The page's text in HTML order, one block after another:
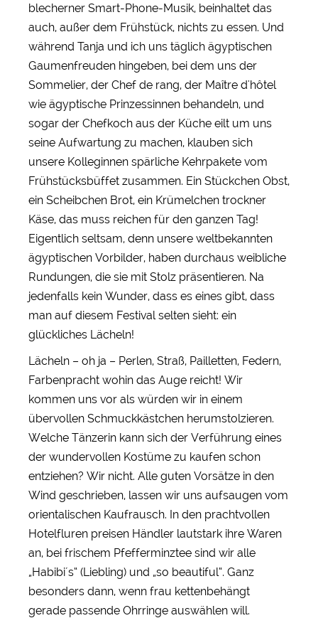
blecherner Smart-Phone-Musik, beinhaltet das
auch, außer dem Frühstück, nichts zu essen. Und
während Tanja und ich uns täglich ägyptischen
Gaumenfreuden hingeben, bei dem uns der
Sommelier, der Chef de rang, der Maître d'hôtel
wie ägyptische Prinzessinnen behandeln, und
sogar der Chefkoch aus der Küche eilt um uns
seine Aufwartung zu machen, klauben sich
unsere Kolleginnen spärliche Kehrpakete vom
Frühstücksbüffet zusammen. Ein Stückchen Obst,
ein Scheibchen Brot, ein Krümelchen trockner
Käse, das muss reichen für den ganzen Tag!
Eigentlich seltsam, denn unsere weltbekannten
ägyptischen Vorbilder, haben durchaus weibliche
Rundungen, die sie mit Stolz präsentieren. Na
jedenfalls kein Wunder, dass es eines gibt, dass
man auf diesem Festival selten sieht: ein
glückliches Lächeln!
Lächeln – oh ja – Perlen, Straß, Pailletten, Federn,
Farbenpracht wohin das Auge reicht! Wir
kommen uns vor als würden wir in einem
übervollen Schmuckkästchen herumstolzieren.
Welche Tänzerin kann sich der Verführung eines
der wundervollen Kostüme zu kaufen schon
entziehen? Wir nicht. Alle guten Vorsätze in den
Wind geschrieben, lassen wir uns aufsaugen vom
orientalischen Kaufrausch. In den prachtvollen
Hotelfluren preisen Händler lautstark ihre Waren
an, bei frischem Pfefferminztee sind wir alle
„Habibi´s“ (Liebling) und „so beautiful“. Ganz
besonders dann, wenn frau kettenbehängt
gerade passende Ohrringe auswählen will.